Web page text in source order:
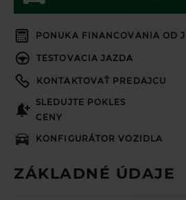
PONUKA FINANCOVANIA OD
TESTOVACIA JAZDA
KONTAKTOVAŤ PREDAJCU
SLEDUJTE POKLES
CENY
KONFIGURÁTOR VOZIDLA
149 212€
Akontácia
Mesačná splátka *
ZÁKLADNÉ ÚDAJE